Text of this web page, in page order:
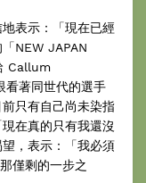
表示：「現在已經
NEW JAPAN
Callum
看著同世代的選手
只有自己尚未染指
在真的只有我還沒
，表示：「我必須
僅剩的一步之